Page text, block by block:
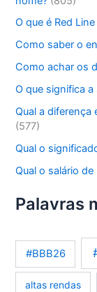
O que é Red
Como saber o
Como achar os
O que significa
Qual a diferença
(577)
Qual o
Qual o salário
Palavras
#BBB26
altas rendas